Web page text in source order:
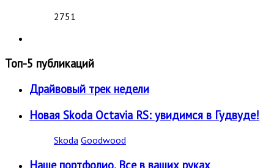
2751
Топ-5 публикаций
Драйвовый трек недели
Новая Skoda Octavia RS: увидимся в Гудвуде!
Skoda Goodwood
Наше портфолио. Все в ваших руках